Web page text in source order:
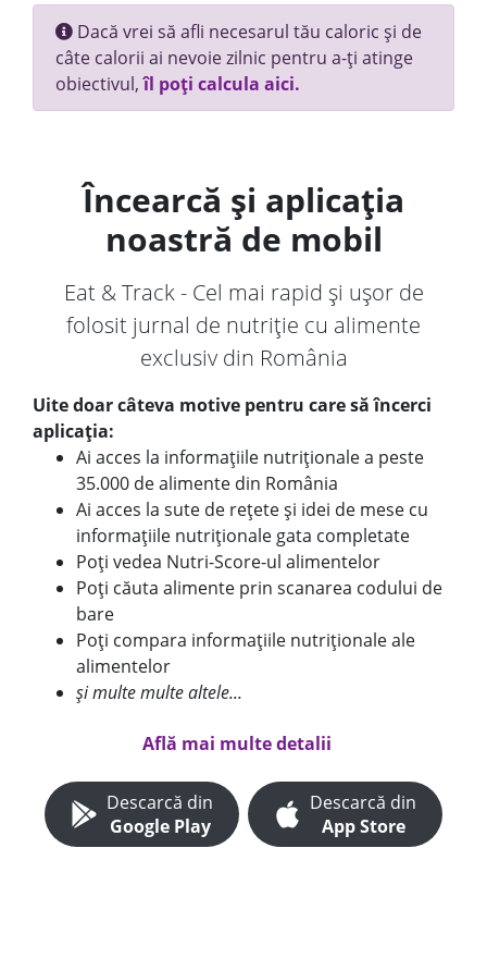
Dacă vrei să afli necesarul tău caloric și de
câte calorii ai nevoie zilnic pentru a-ți atinge
obiectivul,îl poți calcula aici.
Încearcă și aplicația
noastră de mobil
Eat & Track - Cel mai rapid și ușor de
folosit jurnal de nutriție cu alimente
exclusiv din România
Uite doar câteva motive pentru care să încerci
aplicația:
Ai acces la informațiile nutriționale a peste
35.000 de alimente din România
Ai acces la sute de rețete și idei de mese cu
informațiile nutriționale gata completate
Poți vedea Nutri-Score-ul alimentelor
Poți căuta alimente prin scanarea codului de
bare
Poți compara informațiile nutriționale ale
alimentelor
și multe multe altele...
Află mai multe detalii
Descarcă din
Google Play
Descarcă din
App Store